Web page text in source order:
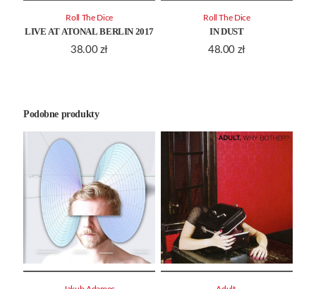
LIVE AT ATONAL BERLIN 2017
38.00 zł
Roll The Dice
IN DUST
48.00 zł
Roll The Dice
Podobne produkty